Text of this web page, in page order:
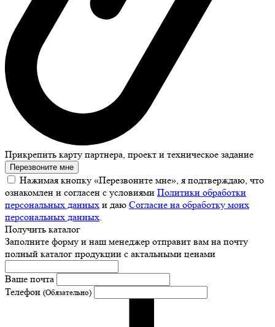
Прикрепить карту партнера, проект и техническое задание
Перезвоните мне
Нажимая кнопку «Перезвоните мне», я подтверждаю, что
ознакомлен и согласен с условиями Политики обработки
персональных данных и даю Согласие на обработку моих
персональных данных.
Получить каталог
Заполните форму и наш менеджер отправит вам на почту
полный каталог продукции с актальными ценами
Ваше почта
Телефон (Обязательно)